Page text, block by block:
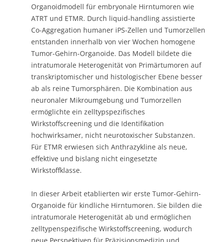
Organoidmodell für embryonale Hirntumoren wie
ATRT und ETMR. Durch liquid-handling assistierte
Co-Aggregation humaner iPS-Zellen und Tumorzellen
entstanden innerhalb von vier Wochen homogene
Tumor-Gehirn-Organoide. Das Modell bildete die
intratumorale Heterogenität von Primärtumoren auf
transkriptomischer und histologischer Ebene besser
ab als reine Tumorsphären. Die Kombination aus
neuronaler Mikroumgebung und Tumorzellen
ermöglichte ein zelltypspezifisches
Wirkstoffscreening und die Identifikation
hochwirksamer, nicht neurotoxischer Substanzen.
Für ETMR erwiesen sich Anthrazykline als neue,
effektive und bislang nicht eingesetzte
Wirkstoffklasse.
In dieser Arbeit etablierten wir erste Tumor-Gehirn-
Organoide für kindliche Hirntumoren. Sie bilden die
intratumorale Heterogenität ab und ermöglichen
zelltypenspezifische Wirkstoffscreening, wodurch